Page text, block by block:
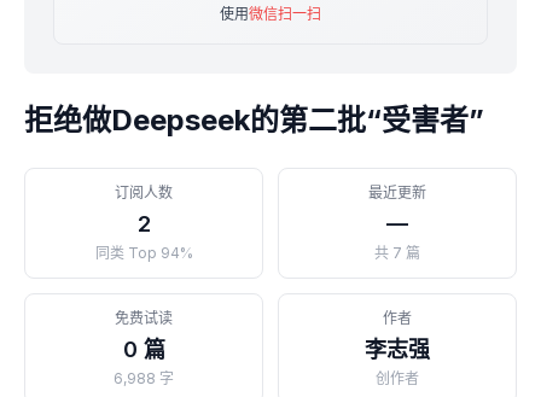
使用微信扫一扫
拒绝做Deepseek的第二批“受害者”
订阅人数
2
同类 Top 94%
最近更新
—
共 7 篇
免费试读
0 篇
6,988 字
作者
李志强
创作者